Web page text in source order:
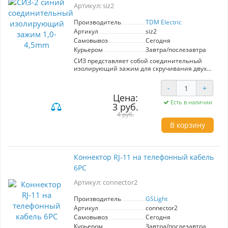
Артикул: siz2
Производитель
TDM Electric
Артикул
siz2
Самовывоз
Сегодня
Курьером
Завтра/послезавтра
СИЗ представляет собой соединительный
изолирующий зажим для скручивания двух
защищает от повреждения место скручивания
Суммарное максимальное сечение - 4,5 мм2
Суммарное минимальное сечение - 1,5 мм2
Количество в пакетике - 50 шт
Цена:
3 руб.
4 руб.
- +
Есть в наличии
В корзину
Коннектор RJ-11 на телефонный кабель
6PC
Артикул: connector2
Производитель
GSLight
Артикул
connector2
Самовывоз
Сегодня